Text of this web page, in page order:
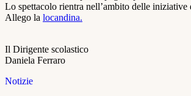
Lo spettacolo rientra nell’ambito delle iniziative
Allego la locandina.
Il Dirigente scolastico
Daniela Ferraro
Notizie